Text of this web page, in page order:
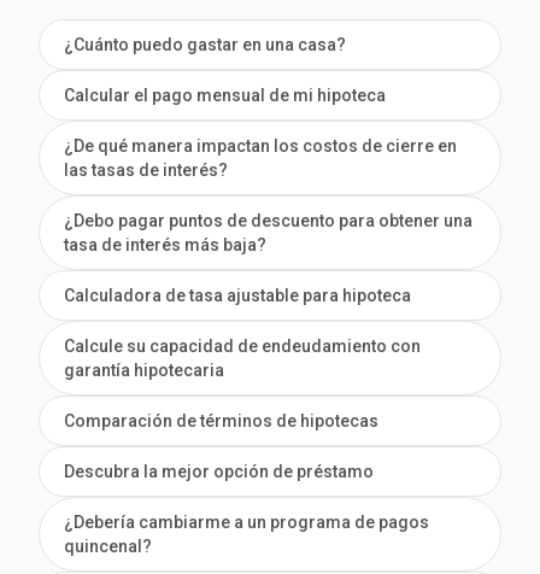
¿Cuánto puedo gastar en una casa?
Calcular el pago mensual de mi hipoteca
¿De qué manera impactan los costos de cierre en
las tasas de interés?
¿Debo pagar puntos de descuento para obtener una
tasa de interés más baja?
Calculadora de tasa ajustable para hipoteca
Calcule su capacidad de endeudamiento con
garantía hipotecaria
Comparación de términos de hipotecas
Descubra la mejor opción de préstamo
¿Debería cambiarme a un programa de pagos
quincenal?